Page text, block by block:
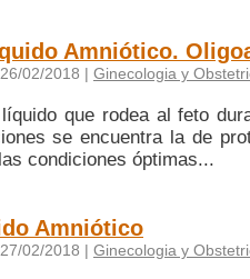
Amniótico.
02/2018 | Ginecologia y
que rodea al feto
se encuentra la de
condiciones óptimas...
Amniótico
02/2018 | Ginecologia y